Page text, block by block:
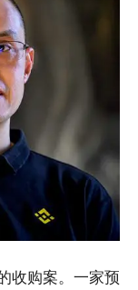
收购案。一家预